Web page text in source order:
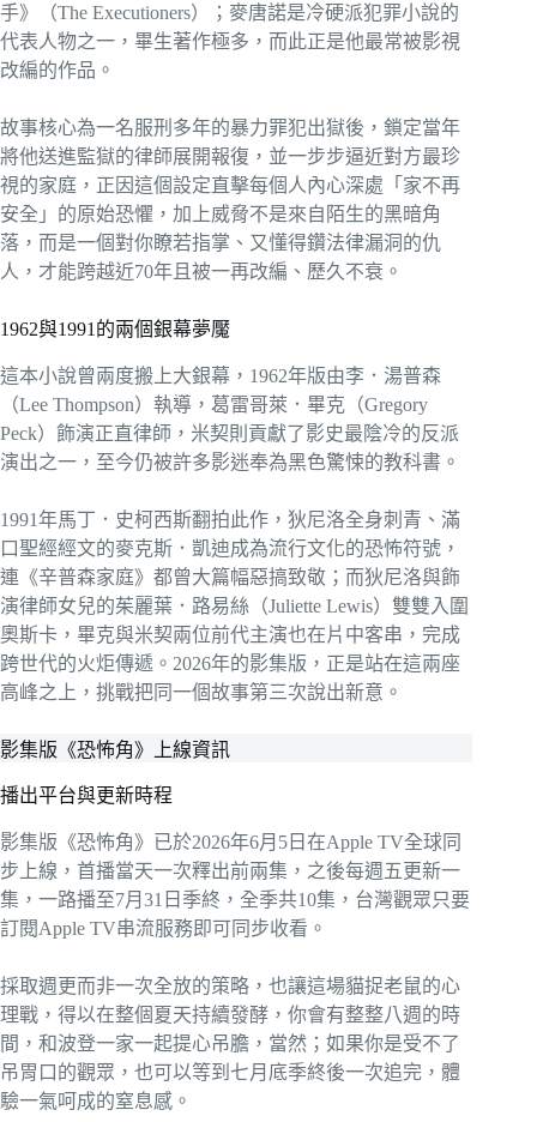
手》（The Executioners）；麥唐諾是冷硬派犯罪小說的
代表人物之一，畢生著作極多，而此正是他最常被影視
改編的作品。
故事核心為一名服刑多年的暴力罪犯出獄後，鎖定當年
將他送進監獄的律師展開報復，並一步步逼近對方最珍
視的家庭，正因這個設定直擊每個人內心深處「家不再
安全」的原始恐懼，加上威脅不是來自陌生的黑暗角
落，而是一個對你瞭若指掌、又懂得鑽法律漏洞的仇
人，才能跨越近70年且被一再改編、歷久不衰。
1962與1991的兩個銀幕夢魘
這本小說曾兩度搬上大銀幕，1962年版由李．湯普森
（Lee Thompson）執導，葛雷哥萊．畢克（Gregory
Peck）飾演正直律師，米契則貢獻了影史最陰冷的反派
演出之一，至今仍被許多影迷奉為黑色驚悚的教科書。
1991年馬丁．史柯西斯翻拍此作，狄尼洛全身刺青、滿
口聖經經文的麥克斯．凱迪成為流行文化的恐怖符號，
連《辛普森家庭》都曾大篇幅惡搞致敬；而狄尼洛與飾
演律師女兒的茱麗葉．路易絲（Juliette Lewis）雙雙入圍
奧斯卡，畢克與米契兩位前代主演也在片中客串，完成
跨世代的火炬傳遞。2026年的影集版，正是站在這兩座
高峰之上，挑戰把同一個故事第三次說出新意。
影集版《恐怖角》上線資訊
播出平台與更新時程
影集版《恐怖角》已於2026年6月5日在Apple TV全球同
步上線，首播當天一次釋出前兩集，之後每週五更新一
集，一路播至7月31日季終，全季共10集，台灣觀眾只要
訂閱Apple TV串流服務即可同步收看。
採取週更而非一次全放的策略，也讓這場貓捉老鼠的心
理戰，得以在整個夏天持續發酵，你會有整整八週的時
間，和波登一家一起提心吊膽，當然；如果你是受不了
吊胃口的觀眾，也可以等到七月底季終後一次追完，體
驗一氣呵成的窒息感。